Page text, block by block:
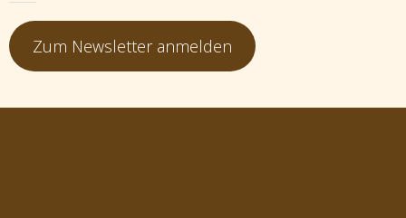
Zum Newsletter anmelden